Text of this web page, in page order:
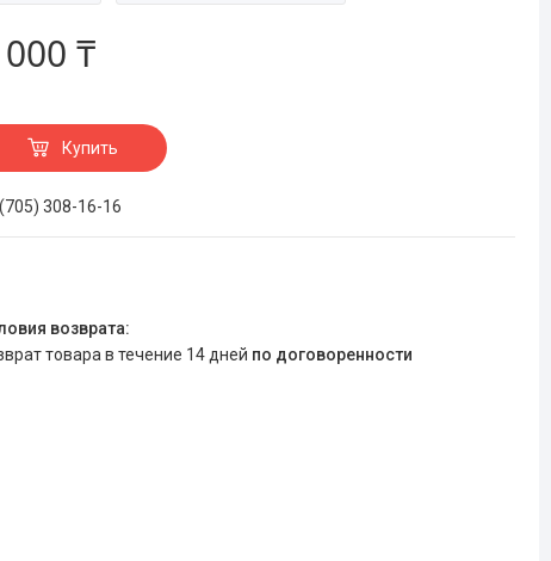
₸
Купить
308-16-16
товара в течение 14 дней по договоренности